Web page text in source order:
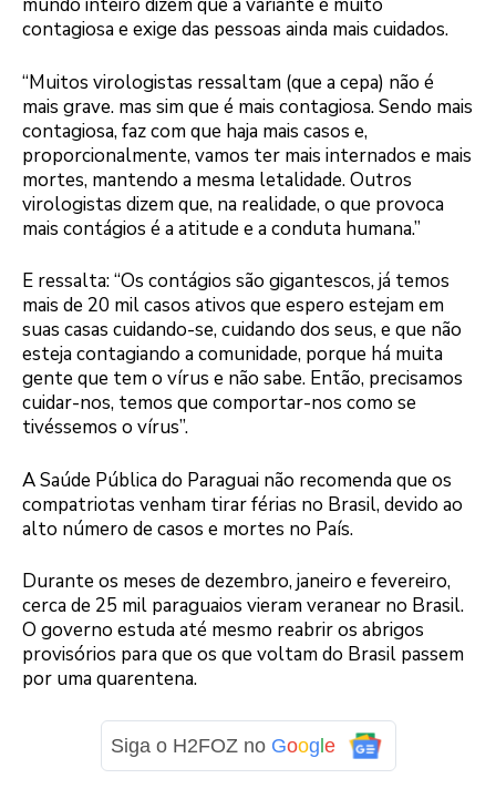
contagiosa e exige das pessoas ainda mais cuidados.
“Muitos virologistas ressaltam (que a cepa) não é
mais grave. mas sim que é mais contagiosa. Sendo mais
contagiosa, faz com que haja mais casos e,
proporcionalmente, vamos ter mais internados e mais
mortes, mantendo a mesma letalidade. Outros
virologistas dizem que, na realidade, o que provoca
mais contágios é a atitude e a conduta humana.”
E ressalta: “Os contágios são gigantescos, já temos
mais de 20 mil casos ativos que espero estejam em
suas casas cuidando-se, cuidando dos seus, e que não
esteja contagiando a comunidade, porque há muita
gente que tem o vírus e não sabe. Então, precisamos
cuidar-nos, temos que comportar-nos como se
tivéssemos o vírus”.
A Saúde Pública do Paraguai não recomenda que os
compatriotas venham tirar férias no Brasil, devido ao
alto número de casos e mortes no País.
Durante os meses de dezembro, janeiro e fevereiro,
cerca de 25 mil paraguaios vieram veranear no Brasil.
O governo estuda até mesmo reabrir os abrigos
provisórios para que os que voltam do Brasil passem
por uma quarentena.
Siga o H2FOZ no Google